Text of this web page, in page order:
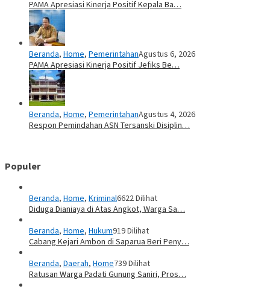
PAMA Apresiasi Kinerja Positif Kepala Ba…
Beranda, Home, PemerintahanAgustus 6, 2026
PAMA Apresiasi Kinerja Positif Jefiks Be…
Beranda, Home, PemerintahanAgustus 4, 2026
Respon Pemindahan ASN Tersanski Disiplin…
Populer
Beranda, Home, Kriminal6622 Dilihat
Diduga Dianiaya di Atas Angkot, Warga Sa…
Beranda, Home, Hukum919 Dilihat
Cabang Kejari Ambon di Saparua Beri Peny…
Beranda, Daerah, Home739 Dilihat
Ratusan Warga Padati Gunung Saniri, Pros…